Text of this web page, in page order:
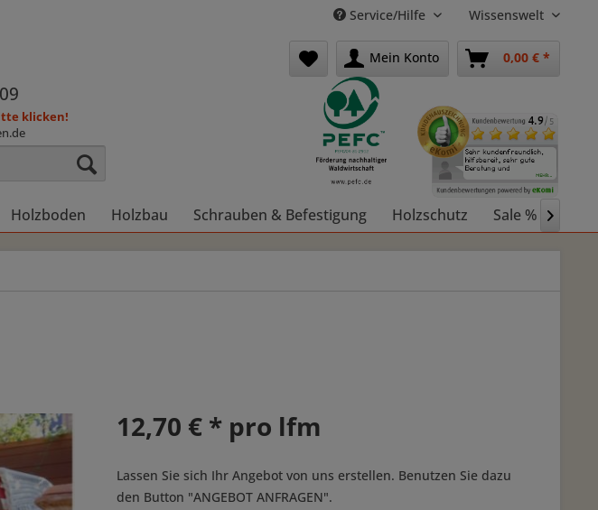
Service/Hilfe Wissenswelt
Mein Konto 0,00 € *
klicken!
Holzboden Holzbau Schrauben & Befestigung Holzschutz Sale % 
12,70 € * pro lfm
Lassen Sie sich Ihr Angebot von uns erstellen. Benutzen Sie dazu
den Button "ANGEBOT ANFRAGEN".